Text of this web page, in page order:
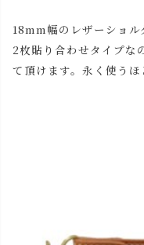
18mm幅のレザーショル
2枚貼り合わせタイプな
て頂けます。永く使うほ